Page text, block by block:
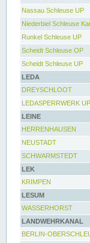
Nassau Schleuse UP
Niederbiel Schleuse
Runkel Schleuse UP
Scheidt Schleuse OP
Scheidt Schleuse UP
LEDA
DREYSCHLOOT
LEDASPERRWERK UP
LEINE
HERRENHAUSEN
NEUSTADT
SCHWARMSTEDT
LEK
KRIMPEN
LESUM
WASSERHORST
LANDWEHRKANAL
BERLIN-